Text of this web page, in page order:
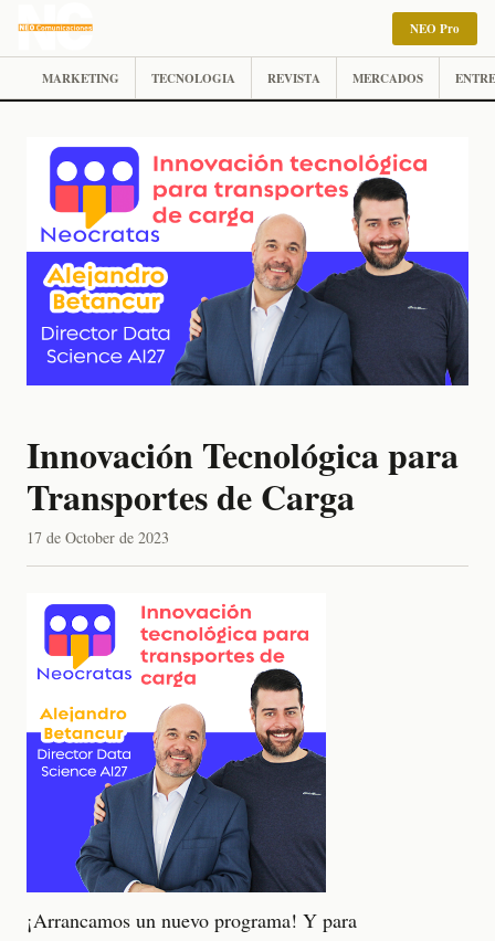
NEO Pro
MARKETING TECNOLOGIA REVISTA MERCADOS
Innovación Tecnológica para
Transportes de Carga
17 de October de 2023
¡Arrancamos un nuevo programa! Y para